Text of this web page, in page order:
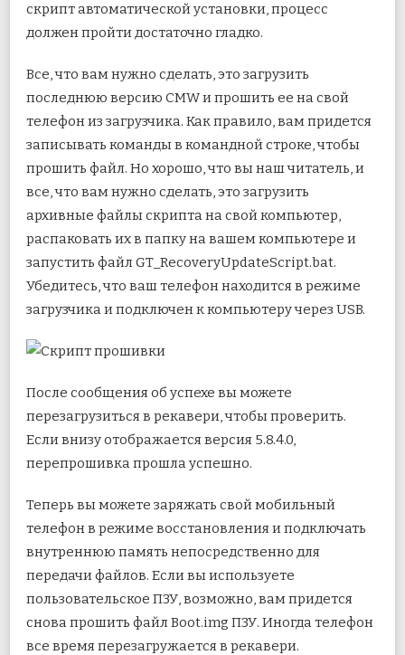
скрипт автоматической установки, процесс
должен пройти достаточно гладко.
Все, что вам нужно сделать, это загрузить
последнюю версию CMW и прошить ее на свой
телефон из загрузчика. Как правило, вам придется
записывать команды в командной строке, чтобы
прошить файл. Но хорошо, что вы наш читатель, и
все, что вам нужно сделать, это загрузить
архивные файлы скрипта на свой компьютер,
распаковать их в папку на вашем компьютере и
запустить файл GT_RecoveryUpdateScript.bat.
Убедитесь, что ваш телефон находится в режиме
загрузчика и подключен к компьютеру через USB.
После сообщения об успехе вы можете
перезагрузиться в рекавери, чтобы проверить.
Если внизу отображается версия 5.8.4.0,
перепрошивка прошла успешно.
Теперь вы можете заряжать свой мобильный
телефон в режиме восстановления и подключать
внутреннюю память непосредственно для
передачи файлов. Если вы используете
пользовательское ПЗУ, возможно, вам придется
снова прошить файл Boot.img ПЗУ. Иногда телефон
все время перезагружается в рекавери.